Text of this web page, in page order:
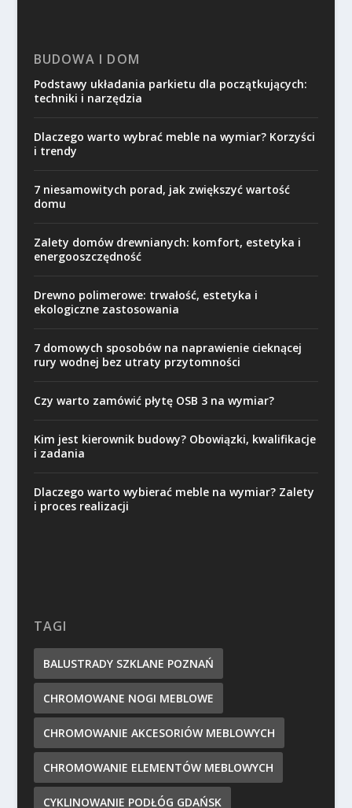
BUDOWA I DOM
Podstawy układania parkietu dla początkujących:
techniki i narzędzia
Dlaczego warto wybrać meble na wymiar? Korzyści
i trendy
7 niesamowitych porad, jak zwiększyć wartość
domu
Zalety domów drewnianych: komfort, estetyka i
energooszczędność
Drewno polimerowe: trwałość, estetyka i
ekologiczne zastosowania
7 domowych sposobów na naprawienie cieknącej
rury wodnej bez utraty przytomności
Czy warto zamówić płytę OSB 3 na wymiar?
Kim jest kierownik budowy? Obowiązki, kwalifikacje
i zadania
Dlaczego warto wybierać meble na wymiar? Zalety
i proces realizacji
TAGI
BALUSTRADY SZKLANE POZNAŃ
CHROMOWANE NOGI MEBLOWE
CHROMOWANIE AKCESORIÓW MEBLOWYCH
CHROMOWANIE ELEMENTÓW MEBLOWYCH
CYKLINOWANIE PODŁÓG GDAŃSK